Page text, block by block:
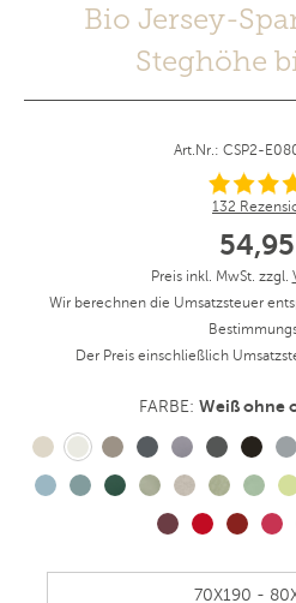
Bio Jersey-
Steghöhe
Art.Nr.: CSP2-
132
Preis inkl. MwSt. zzgl.
Wir berechnen die Umsatzsteuer
Der Preis einschließlich
FARBE: Weiß ohne